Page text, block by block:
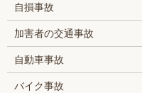
自損事故
加害者の交通事故
自動車事故
バイク事故